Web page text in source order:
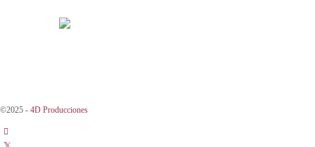
©2025 - 4D Producciones